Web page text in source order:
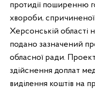
протидії поширенню
хвороби,
Херсонській області
подано зазначений
обласної ради.
здійснення доплат
виділення коштів на